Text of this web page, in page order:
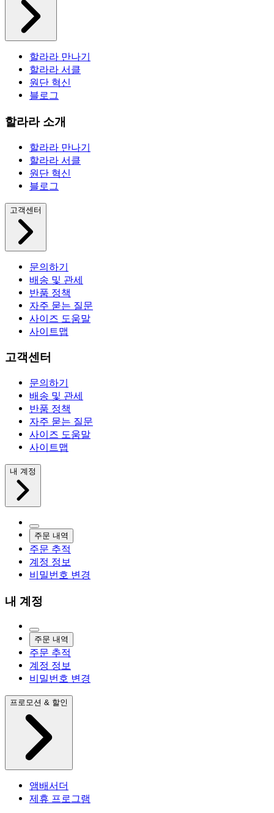
할라라 만나기
할라라 서클
원단 혁신
블로그
할라라 소개
할라라 만나기
할라라 서클
원단 혁신
블로그
고객센터
문의하기
배송 및 관세
반품 정책
자주 묻는 질문
사이즈 도움말
사이트맵
고객센터
문의하기
배송 및 관세
반품 정책
자주 묻는 질문
사이즈 도움말
사이트맵
내 계정
주문 내역
주문 추적
계정 정보
비밀번호 변경
내 계정
주문 내역
주문 추적
계정 정보
비밀번호 변경
프로모션 & 할인
앰배서더
제휴 프로그램